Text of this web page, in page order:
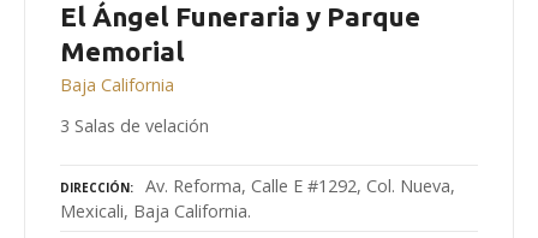
El Ángel Funeraria y Parque
Memorial
Baja California
3 Salas de velación
DIRECCIÓN
Av. Reforma, Calle E #1292, Col. Nueva,
Mexicali, Baja California.